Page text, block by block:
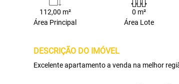
112,00 m²
Área Principal
0 m²
Área Lote
DESCRIÇÃO DO IMÓVEL
Excelente apartamento a venda na melhor